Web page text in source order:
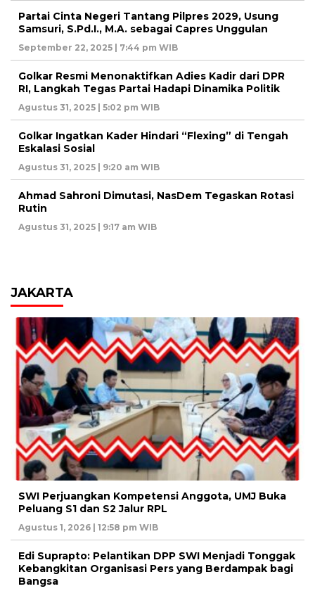
Partai Cinta Negeri Tantang Pilpres 2029, Usung
Samsuri, S.Pd.I., M.A. sebagai Capres Unggulan
September 22, 2025 | 7:44 pm WIB
Golkar Resmi Menonaktifkan Adies Kadir dari DPR
RI, Langkah Tegas Partai Hadapi Dinamika Politik
Agustus 31, 2025 | 5:02 pm WIB
Golkar Ingatkan Kader Hindari “Flexing” di Tengah
Eskalasi Sosial
Agustus 31, 2025 | 9:20 am WIB
Ahmad Sahroni Dimutasi, NasDem Tegaskan Rotasi
Rutin
Agustus 31, 2025 | 9:17 am WIB
JAKARTA
SWI Perjuangkan Kompetensi Anggota, UMJ Buka
Peluang S1 dan S2 Jalur RPL
Agustus 1, 2026 | 12:58 pm WIB
Edi Suprapto: Pelantikan DPP SWI Menjadi Tonggak
Kebangkitan Organisasi Pers yang Berdampak bagi
Bangsa